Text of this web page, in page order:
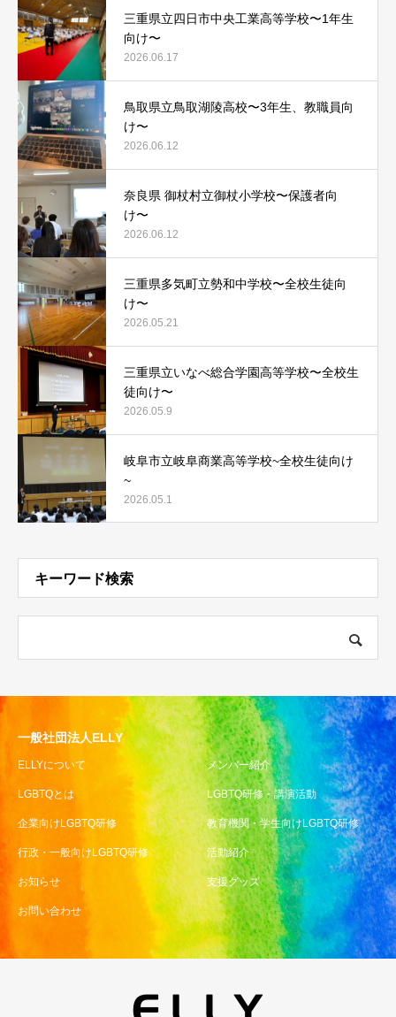
三重県立四日市中央工業高等学校〜1年生
向け〜
2026.06.17
鳥取県立鳥取湖陵高校〜3年生、教職員向
け〜
2026.06.12
奈良県 御杖村立御杖小学校〜保護者向
け〜
2026.06.12
三重県多気町立勢和中学校〜全校生徒向
け〜
2026.05.21
三重県立いなべ総合学園高等学校〜全校生
徒向け〜
2026.05.9
岐阜市立岐阜商業高等学校~全校生徒向け
~
2026.05.1
キーワード検索
一般社団法人ELLY
ELLYについて メンバー紹介
LGBTQとは LGBTQ研修・講演活動
企業向けLGBTQ研修 教育機関・学生向けLGBTQ研修
行政・一般向けLGBTQ研修 活動紹介
お知らせ 支援グッズ
お問い合わせ